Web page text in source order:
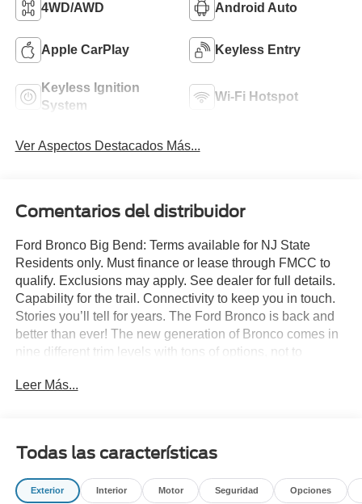
4WD/AWD Android Auto
Apple CarPlay Keyless Entry
Keyless Ignition
System
Wi-Fi Hotspot
Ver Aspectos Destacados Más...
Comentarios del distribuidor
Ford Bronco Big Bend: Terms available for NJ State
Residents only. Must finance or lease through FMCC to
qualify. Exclusions may apply. See dealer for full details.
Capability for the trail. Connectivity to keep you in touch.
Stories you’ll tell for years. The Ford Bronco is back and
better than ever! The new generation of Bronco comes in
nine different trim levels with tons of options, not to
where we can customize your Bronco any way you like!
Carbonized Gray-painted aluminum wheels, 32-inch all-
terrain tires, Carbonized Gray grille painted with white
“Bronco” lettering, leather-wrapped steering wheel and
Leer Más...
Todas las características
Exterior Interior Motor Seguridad Opciones